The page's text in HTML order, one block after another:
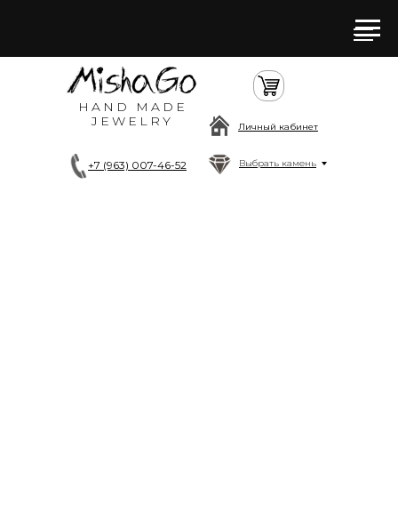
HAND MADE
JEWELRY
+7 (963) 007-46-52 Выбрать камень
Личный кабинет